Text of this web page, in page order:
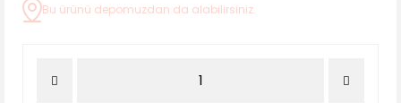
Bu ürünü depomuzdan da alabilirsiniz.